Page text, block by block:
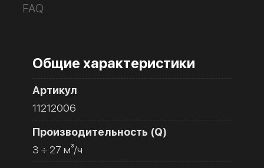
FAQ
Общие характеристики
Артикул
11212006
Производительность (Q)
3 ÷ 27 м³/ч